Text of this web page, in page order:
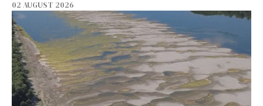
02 AUGUST 2026